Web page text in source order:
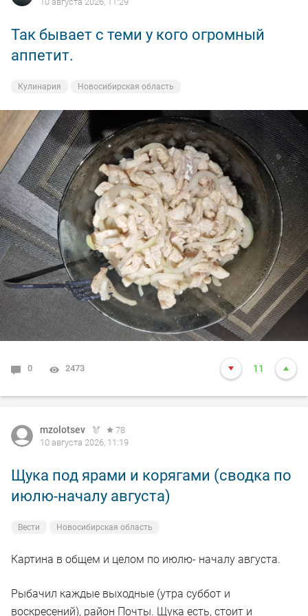
постарались. Точно не скажу, не смотрел на часы, но
приблизительно ближе к 10:00 начали давать воду.
Вышел попить кофе и перевязать муху, решил одной
ловить, мороки меньше. С подъёмом воды рыбка
это уже не удовольствие. В 13:10 закончил сие занятие
и отправился домой. Сегодня удалось выловить
меньше 30 хвостов, + 15-20 сходов. На сегодня не
густо.
Всем удачи и НХНЧ !!!!
Так бывает с теми у кого огромный
аппетит.
Кулинария Новосибирская область
0 2473 11
mzolotsev
78
10 августа 2026, 11:19
Щука под ярами и корягами (сводка по
июлю-началу августа)
Вести Новосибирская область
Картина в общем и целом по июлю- началу августа.
Рыбачил каждые выходные (утра суббот и
воскресений), район Почты. Щука есть, стоит и